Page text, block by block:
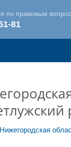
Нижегородская